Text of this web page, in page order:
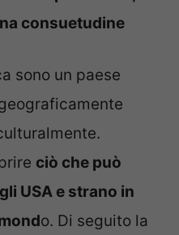
consuetudine
sono un paese
ciò che può
USA e strano in
o. Di seguito la